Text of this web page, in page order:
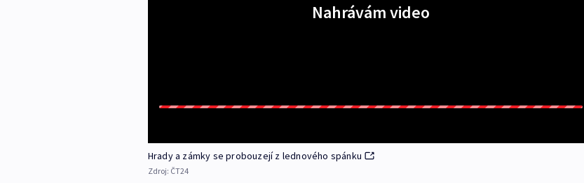
Nahrávám video
Hrady a zámky se probouzejí z lednového spánku
Zdroj: ČT24